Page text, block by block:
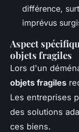
différence,
imprévus
Aspect
objets fragiles
Lors d'un
objets fragiles
Les entreprises
des solutions
ces biens.